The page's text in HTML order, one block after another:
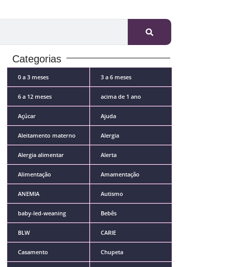
Categorias
0 a 3 meses 3 a 6 meses
6 a 12 meses acima de 1 ano
Açúcar Ajuda
Aleitamento materno Alergia
Alergia alimentar Alerta
Alimentação Amamentação
ANEMIA Autismo
baby-led-weaning Bebês
BLW CARIE
Casamento Chupeta